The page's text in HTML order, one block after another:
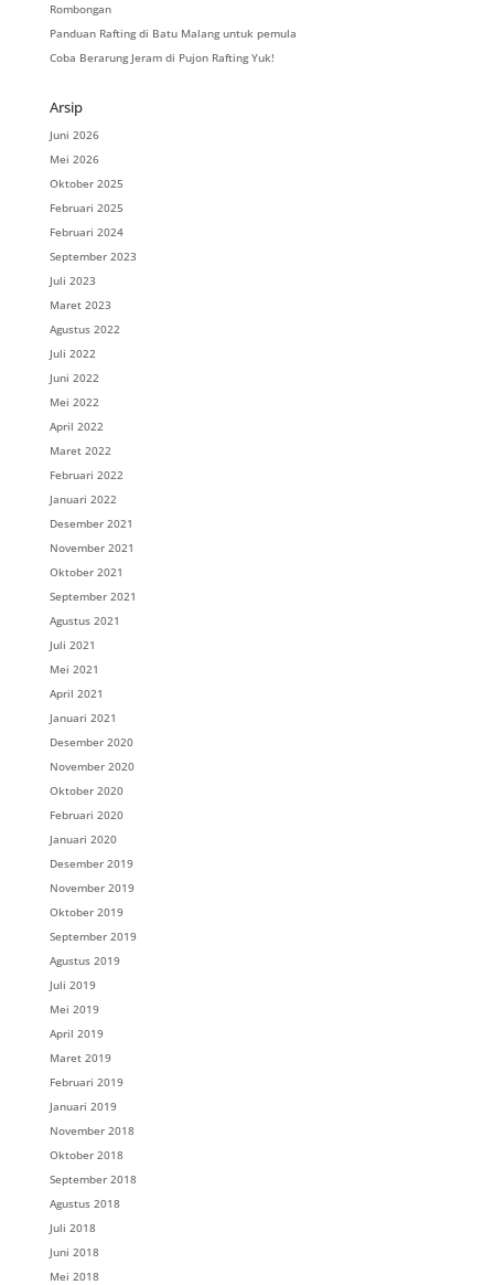
Rombongan
Panduan Rafting di Batu Malang untuk pemula
Coba Berarung Jeram di Pujon Rafting Yuk!
Arsip
Juni 2026
Mei 2026
Oktober 2025
Februari 2025
Februari 2024
September 2023
Juli 2023
Maret 2023
Agustus 2022
Juli 2022
Juni 2022
Mei 2022
April 2022
Maret 2022
Februari 2022
Januari 2022
Desember 2021
November 2021
Oktober 2021
September 2021
Agustus 2021
Juli 2021
Mei 2021
April 2021
Januari 2021
Desember 2020
November 2020
Oktober 2020
Februari 2020
Januari 2020
Desember 2019
November 2019
Oktober 2019
September 2019
Agustus 2019
Juli 2019
Mei 2019
April 2019
Maret 2019
Februari 2019
Januari 2019
November 2018
Oktober 2018
September 2018
Agustus 2018
Juli 2018
Juni 2018
Mei 2018